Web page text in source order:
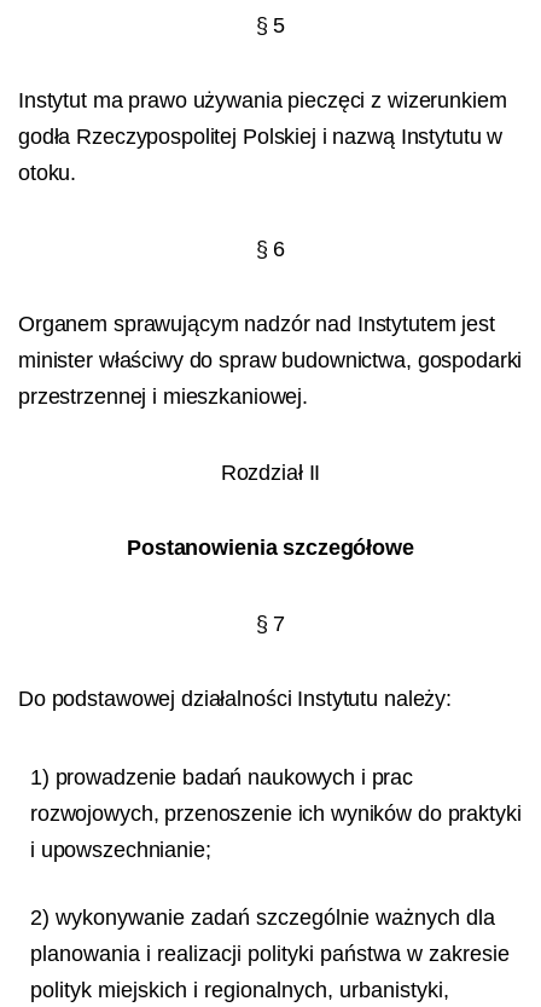
§ 5
Instytut ma prawo używania pieczęci z wizerunkiem
godła Rzeczypospolitej Polskiej i nazwą Instytutu w
otoku.
§ 6
Organem sprawującym nadzór nad Instytutem jest
minister właściwy do spraw budownictwa, gospodarki
przestrzennej i mieszkaniowej.
Rozdział II
Postanowienia szczegółowe
§ 7
Do podstawowej działalności Instytutu należy:
1) prowadzenie badań naukowych i prac
rozwojowych, przenoszenie ich wyników do praktyki
i upowszechnianie;
2) wykonywanie zadań szczególnie ważnych dla
planowania i realizacji polityki państwa w zakresie
polityk miejskich i regionalnych, urbanistyki,